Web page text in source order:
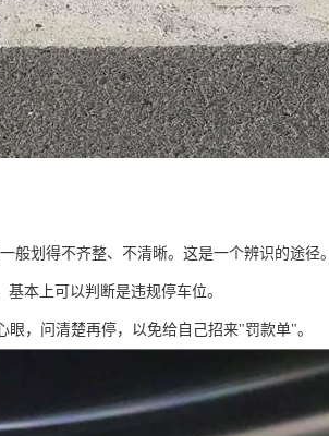
般划得不齐整、不清晰。这是一个辨识的途径。
本上可以判断是违规停车位。
，问清楚再停，以免给自己招来"罚款单"。